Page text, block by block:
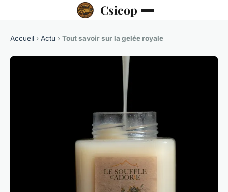
Csicop
Accueil › Actu › Tout savoir sur la gelée royale